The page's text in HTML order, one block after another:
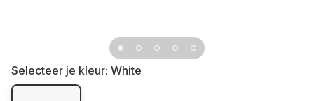
Selecteer je kleur: White